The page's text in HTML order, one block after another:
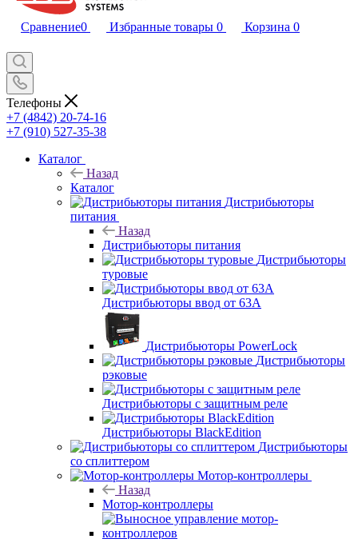
Сравнение0 Избранные товары 0 Корзина 0
Телефоны
+7 (4842) 20-74-16
+7 (910) 527-35-38
Каталог
Назад
Каталог
Дистрибьюторы
питания
Назад
Дистрибьюторы питания
Дистрибьюторы
туровые
Дистрибьюторы ввод от 63A
Дистрибьюторы PowerLock
Дистрибьюторы
рэковые
Дистрибьюторы с защитным реле
Дистрибьюторы BlackEdition
Дистрибьюторы
со сплиттером
Мотор-контроллеры
Назад
Мотор-контроллеры